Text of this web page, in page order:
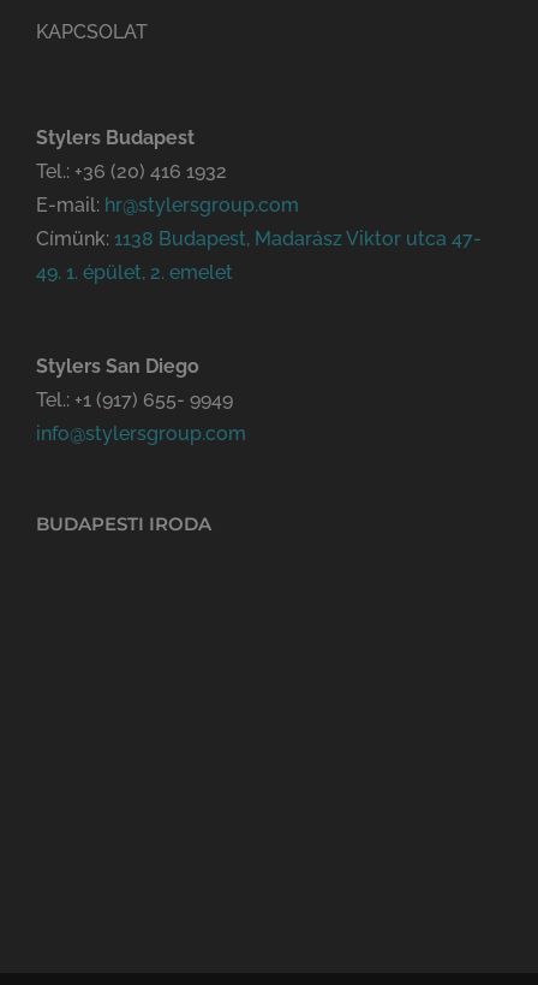
KAPCSOLAT
Stylers Budapest
Tel.: +36 (20) 416 1932
E-mail: hr@stylersgroup.com
Címünk: 1138 Budapest, Madarász Viktor utca 47-
49. 1. épület, 2. emelet
Stylers San Diego
Tel.: +1 (917) 655- 9949
info@stylersgroup.com
BUDAPESTI IRODA